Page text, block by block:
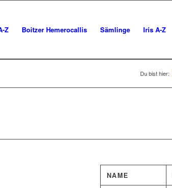
Z Boitzer Hemerocallis Sämlinge Iris A-Z
Du bist hier:
NAME